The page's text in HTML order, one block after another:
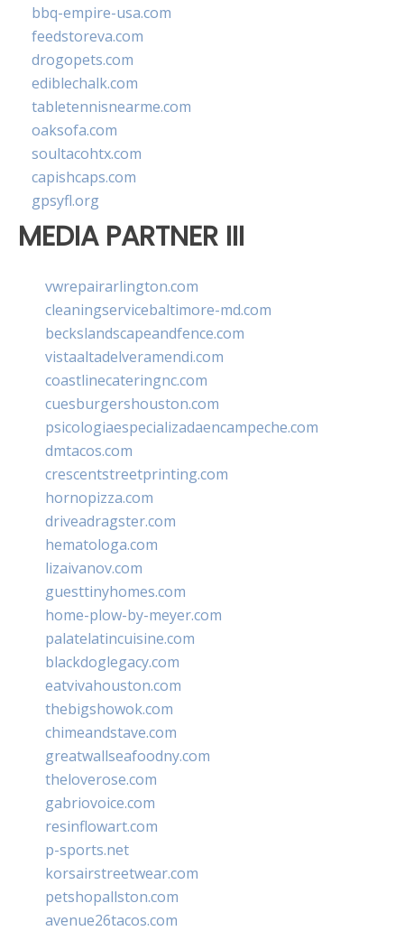
bbq-empire-usa.com
feedstoreva.com
drogopets.com
ediblechalk.com
tabletennisnearme.com
oaksofa.com
soultacohtx.com
capishcaps.com
gpsyfl.org
MEDIA PARTNER III
vwrepairarlington.com
cleaningservicebaltimore-md.com
beckslandscapeandfence.com
vistaaltadelveramendi.com
coastlinecateringnc.com
cuesburgershouston.com
psicologiaespecializadaencampeche.com
dmtacos.com
crescentstreetprinting.com
hornopizza.com
driveadragster.com
hematologa.com
lizaivanov.com
guesttinyhomes.com
home-plow-by-meyer.com
palatelatincuisine.com
blackdoglegacy.com
eatvivahouston.com
thebigshowok.com
chimeandstave.com
greatwallseafoodny.com
theloverose.com
gabriovoice.com
resinflowart.com
p-sports.net
korsairstreetwear.com
petshopallston.com
avenue26tacos.com